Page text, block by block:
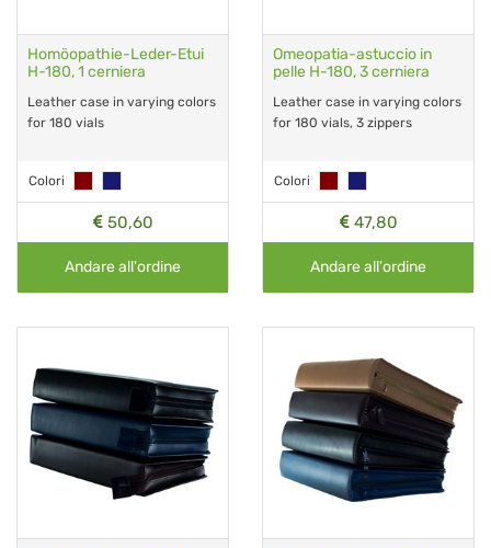
Homöopathie-Leder-Etui
H-180, 1 cerniera
Leather case in varying colors
for 180 vials
Colori
50,60
Andare all'ordine
Omeopatia-astuccio in
pelle H-180, 3 cerniera
Leather case in varying colors
for 180 vials, 3 zippers
Colori
47,80
Andare all'ordine